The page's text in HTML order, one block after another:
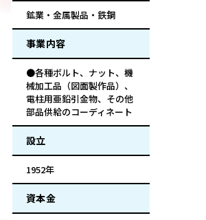
鉱業・金属製品・鉄鋼
事業内容
●各種ボルト、ナット、機
械加工品（図面製作品）、
電柱用亜鉛引金物、その他
部品供給のコーディネート
設立
1952年
資本金